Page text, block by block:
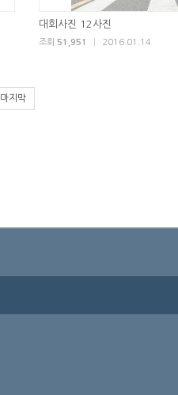
대회사진 12사진
조회 51,951 2016.01.14
마지막